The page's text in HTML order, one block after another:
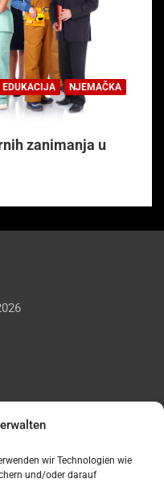
wir Technologien wie
und/oder darauf
EDUKACIJA
NJEMAČKA
zanimanja u